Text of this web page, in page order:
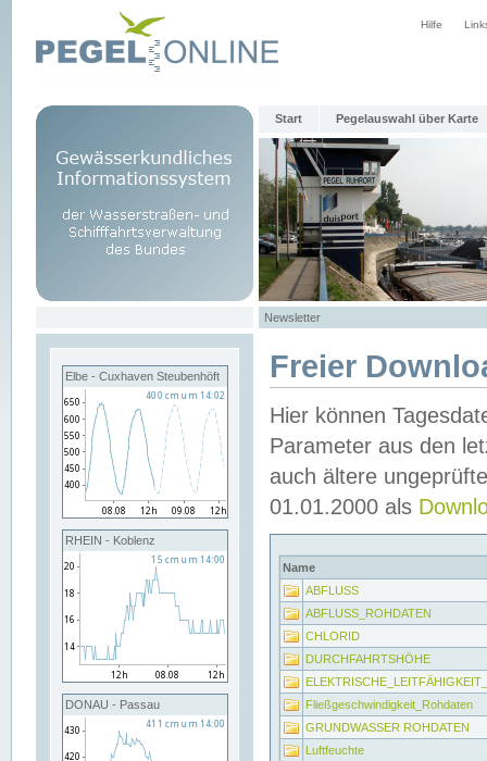
Hilfe
Start Pegelauswahl über Karte
Newsletter
Elbe - Cuxhaven Steubenhöft
RHEIN - Koblenz
DONAU - Passau
Freier
Hier können
Parameter aus den
auch ältere
01.01.2000 als
Name
ABFLUSS
ABFLUSS_ROHDATEN
CHLORID
DURCHFAHRTSHÖHE
Fließgeschwindigkeit_Rohdaten
GRUNDWASSER ROHDATEN
Luftfeuchte